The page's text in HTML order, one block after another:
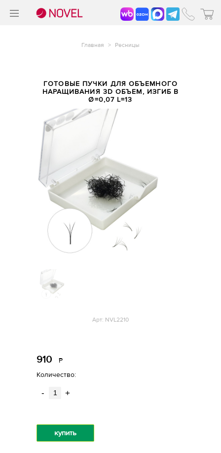
Главная > Ресницы
ГОТОВЫЕ ПУЧКИ ДЛЯ ОБЪЕМНОГО
НАРАЩИВАНИЯ 3D ОБЪЕМ, ИЗГИБ B
Ø=0,07 L=13
Арт: NVL2210
910 Р
Количество:
- +
купить